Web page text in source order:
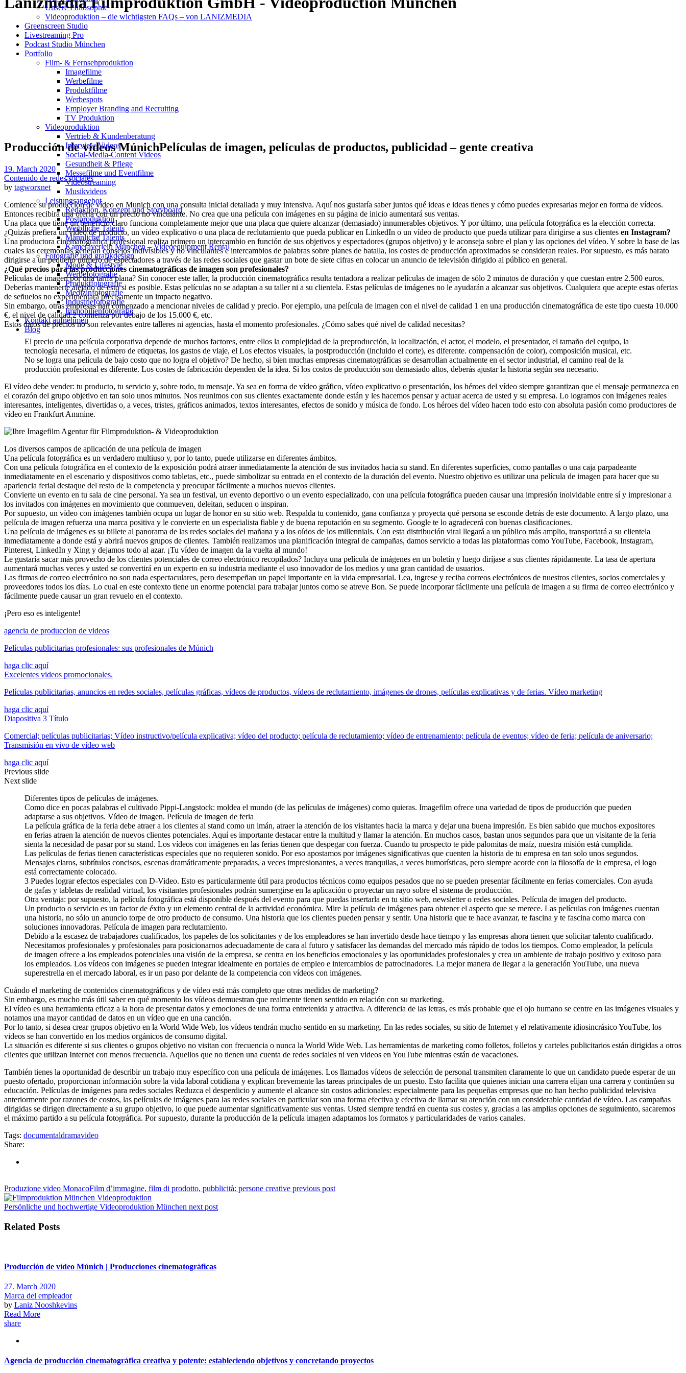
Unsere Philosophie
Videoproduktion – die wichtigsten FAQs – von LANIZMEDIA
Greenscreen Studio
Livestreaming Pro
Podcast Studio München
Portfolio
Film- & Fernsehproduktion
Imagefilme
Werbefilme
Produktfilme
Werbespots
Employer Branding and Recruiting
TV Produktion
Videoproduktion
Vertrieb & Kundenberatung
Interview Videos
Social-Media-Content Videos
Gesundheit & Pflege
Mes­se­filme und Eventfilme
Video­strea­ming
Musikvideos
Leis­tungs­an­ge­bot
Redak­ti­on, Kon­zept und Storyboard
Post­pro­duk­ti­on
Weiblliche Talents
Männliche Talents
Kameraverleih München – Videoequipment Rental
Fotografie und grafikdesign
Mode & Lifestyle
Werbefotografie
Produktfotografie
Medizinfotografie
Industriefotografie
Immobilienfotografie
Kontakt aufnehmen
Blog
Producción de vídeos MúnichPelículas de imagen, películas de productos, publicidad – gente creativa
19. March 2020
Contenido de redes sociales
by tagworxnet
Comience su producción de vídeo en Munich con una consulta inicial detallada y muy intensiva. Aquí nos gustaría saber juntos qué ideas e ideas tienes y cómo puedes expresarlas mejor en forma de vídeos.
Entonces recibirá una oferta con un precio no vinculante. No crea que una película con imágenes en su página de inicio aumentará sus ventas.
Una placa que tiene un beneficio claro funciona completamente mejor que una placa que quiere alcanzar (demasiado) innumerables objetivos. Y por último, una película fotográfica es la elección correcta.
¿Quizás prefiera un vídeo de producto, un vídeo explicativo o una placa de reclutamiento que pueda publicar en LinkedIn o un vídeo de producto que pueda utilizar para dirigirse a sus clientes en Instagram?
Una productora cinematográfica profesional realiza primero un intercambio en función de sus objetivos y espectadores (grupos objetivo) y le aconseja sobre el plan y las opciones del vídeo. Y sobre la base de las
cuales las ceremonias generan consejos indivisibles y no vinculantes e intercambios de palabras sobre planes de batalla, los costes de producción aproximados se consideran reales. Por supuesto, es más barato
dirigirse a un pequeño número de espectadores a través de las redes sociales que gastar un bote de siete cifras en colocar un anuncio de televisión dirigido al público en general.
¿Qué precios para las producciones cinematográficas de imagen son profesionales?
Películas de imagen por una tarifa plana? Sin conocer este taller, la producción cinematográfica resulta tentadora a realizar películas de imagen de sólo 2 minutos de duración y que cuestan entre 2.500 euros.
Deberías mantenerte alejado de esto si es posible. Estas películas no se adaptan a su taller ni a su clientela. Estas películas de imágenes no le ayudarán a alcanzar sus objetivos. Cualquiera que acepte estas ofertas
de señuelos no experimentará precisamente un impacto negativo.
Sin embargo, otras empresas han comenzado a mencionar niveles de calidad y precio. Por ejemplo, una película de imagen con el nivel de calidad 1 en una producción cinematográfica de este tipo cuesta 10.000
€, el nivel de calidad 2 comienza por debajo de los 15.000 €, etc.
Estos datos de precios no son relevantes entre talleres ni agencias, hasta el momento profesionales. ¿Cómo sabes qué nivel de calidad necesitas?
El precio de una película corporativa depende de muchos factores, entre ellos la complejidad de la preproducción, la localización, el actor, el modelo, el presentador, el tamaño del equipo, la
tecnología necesaria, el número de etiquetas, los gastos de viaje, el Los efectos visuales, la postproducción (incluido el corte), es diferente. compensación de color), composición musical, etc.
No se logra una película de bajo costo que no logra el objetivo? De hecho, si bien muchas empresas cinematográficas se desarrollan actualmente en el sector industrial, el camino real de la
producción profesional es diferente. Los costes de fabricación dependen de la idea. Si los costos de producción son demasiado altos, deberás ajustar la historia según sea necesario.
El vídeo debe vender: tu producto, tu servicio y, sobre todo, tu mensaje. Ya sea en forma de vídeo gráfico, vídeo explicativo o presentación, los héroes del vídeo siempre garantizan que el mensaje permanezca en
el corazón del grupo objetivo en tan solo unos minutos. Nos reunimos con sus clientes exactamente donde están y les hacemos pensar y actuar acerca de usted y su empresa. Lo logramos con imágenes reales
interesantes, inteligentes, divertidas o, a veces, tristes, gráficos animados, textos interesantes, efectos de sonido y música de fondo. Los héroes del vídeo hacen todo esto con absoluta pasión como productores de
vídeo en Frankfurt Ammine.
Los diversos campos de aplicación de una película de imagen
Una película fotográfica es un verdadero multiuso y, por lo tanto, puede utilizarse en diferentes ámbitos.
Con una película fotográfica en el contexto de la exposición podrá atraer inmediatamente la atención de sus invitados hacia su stand. En diferentes superficies, como pantallas o una caja parpadeante
inmediatamente en el escenario y dispositivos como tabletas, etc., puede simbolizar su entrada en el contexto de la duración del evento. Nuestro objetivo es utilizar una película de imagen para hacer que su
apariencia ferial destaque del resto de la competencia y preocupar fácilmente a muchos nuevos clientes.
Convierte un evento en tu sala de cine personal. Ya sea un festival, un evento deportivo o un evento especializado, con una película fotográfica pueden causar una impresión inolvidable entre sí y impresionar a
los invitados con imágenes en movimiento que conmueven, deleitan, seducen o inspiran.
Por supuesto, un vídeo con imágenes también ocupa un lugar de honor en su sitio web. Respalda tu contenido, gana confianza y proyecta qué persona se esconde detrás de este documento. A largo plazo, una
película de imagen refuerza una marca positiva y le convierte en un especialista fiable y de buena reputación en su segmento. Google te lo agradecerá con buenas clasificaciones.
Una película de imágenes es su billete al panorama de las redes sociales del mañana y a los oídos de los millennials. Con esta distribución viral llegará a un público más amplio, transportará a su clientela
inmediatamente a donde está y abrirá nuevos grupos de clientes. También realizamos una planificación integral de campañas, damos servicio a todas las plataformas como YouTube, Facebook, Instagram,
Pinterest, LinkedIn y Xing y dejamos todo al azar. ¡Tu vídeo de imagen da la vuelta al mundo!
Le gustaría sacar más provecho de los clientes potenciales de correo electrónico recopilados? Incluya una película de imágenes en un boletín y luego diríjase a sus clientes rápidamente. La tasa de apertura
aumentará muchas veces y usted se convertirá en un experto en su industria mediante el uso innovador de los medios y una gran cantidad de usuarios.
Las firmas de correo electrónico no son nada espectaculares, pero desempeñan un papel importante en la vida empresarial. Lea, ingrese y reciba correos electrónicos de nuestros clientes, socios comerciales y
proveedores todos los días. Lo cual en este contexto tiene un enorme potencial para trabajar juntos como se atreve Bon. Se puede incorporar fácilmente una película de imagen a su firma de correo electrónico y
fácilmente puede causar un gran revuelo en el contexto.
¡Pero eso es inteligente!
agencia de produccion de videos
Películas publicitarias profesionales: sus profesionales de Múnich
haga clic aquí
Excelentes videos promocionales.
Películas publicitarias, anuncios en redes sociales, películas gráficas, vídeos de productos, vídeos de reclutamiento, imágenes de drones, películas explicativas y de ferias. Vídeo marketing
haga clic aquí
Diapositiva 3 Título
Comercial; películas publicitarias; Vídeo instructivo/película explicativa; vídeo del producto; película de reclutamiento; vídeo de entrenamiento; película de eventos; vídeo de feria; película de aniversario;
Transmisión en vivo de vídeo web
haga clic aquí
Previous slide
Next slide
Diferentes tipos de películas de imágenes.
Como dice en pocas palabras el cultivado Pippi-Langstock: moldea el mundo (de las películas de imágenes) como quieras. Imagefilm ofrece una variedad de tipos de producción que pueden
adaptarse a sus objetivos. Vídeo de imagen. Película de imagen de feria
La película gráfica de la feria debe atraer a los clientes al stand como un imán, atraer la atención de los visitantes hacia la marca y dejar una buena impresión. Es bien sabido que muchos expositores
en ferias atraen la atención de nuevos clientes potenciales. Aquí es importante destacar entre la multitud y llamar la atención. En muchos casos, bastan unos segundos para que un visitante de la feria
sienta la necesidad de pasar por su stand. Los vídeos con imágenes en las ferias tienen que despegar con fuerza. Cuando tu prospecto te pide palomitas de maíz, nuestra misión está cumplida.
Las películas de ferias tienen características especiales que no requieren sonido. Por eso apostamos por imágenes significativas que cuenten la historia de tu empresa en tan solo unos segundos.
Mensajes claros, subtítulos concisos, escenas dramáticamente preparadas, a veces impresionantes, a veces tranquilas, a veces humorísticas, pero siempre acorde con la filosofía de la empresa, el logo
está correctamente colocado.
3 Puedes lograr efectos especiales con D-Video. Esto es particularmente útil para productos técnicos como equipos pesados que no se pueden presentar fácilmente en ferias comerciales. Con ayuda
de gafas y tabletas de realidad virtual, los visitantes profesionales podrán sumergirse en la aplicación o proyectar un rayo sobre el sistema de producción.
Otra ventaja: por supuesto, la película fotográfica está disponible después del evento para que puedas insertarla en tu sitio web, newsletter o redes sociales. Película de imagen del producto.
Un producto o servicio es un factor de éxito y un elemento central de la actividad económica. Mire la película de imágenes para obtener el aspecto que se merece. Las películas con imágenes cuentan
una historia, no sólo un anuncio torpe de otro producto de consumo. Una historia que los clientes pueden pensar y sentir. Una historia que te hace avanzar, te fascina y te fascina como marca con
soluciones innovadoras. Película de imagen para reclutamiento.
Debido a la escasez de trabajadores cualificados, los papeles de los solicitantes y de los empleadores se han invertido desde hace tiempo y las empresas ahora tienen que solicitar talento cualificado.
Necesitamos profesionales y profesionales para posicionarnos adecuadamente de cara al futuro y satisfacer las demandas del mercado más rápido de todos los tiempos. Como empleador, la película
de imagen ofrece a los empleados potenciales una visión de la empresa, se centra en los beneficios emocionales y las oportunidades profesionales y crea un ambiente de trabajo positivo y exitoso para
los empleados. Los vídeos con imágenes se pueden integrar idealmente en portales de empleo e intercambios de patrocinadores. La mejor manera de llegar a la generación YouTube, una nueva
superestrella en el mercado laboral, es ir un paso por delante de la competencia con vídeos con imágenes.
Cuándo el marketing de contenidos cinematográficos y de vídeo está más completo que otras medidas de marketing?
Sin embargo, es mucho más útil saber en qué momento los vídeos demuestran que realmente tienen sentido en relación con su marketing.
El vídeo es una herramienta eficaz a la hora de presentar datos y emociones de una forma entretenida y atractiva. A diferencia de las letras, es más probable que el ojo humano se centre en las imágenes visuales y
notamos una mayor cantidad de datos en un vídeo que en una canción.
Por lo tanto, si desea crear grupos objetivo en la World Wide Web, los vídeos tendrán mucho sentido en su marketing. En las redes sociales, su sitio de Internet y el relativamente idiosincrásico YouTube, los
videos se han convertido en los medios orgánicos de consumo digital.
La situación es diferente si sus clientes o grupos objetivo no visitan con frecuencia o nunca la World Wide Web. Las herramientas de marketing como folletos, folletos y carteles publicitarios están dirigidas a otros
clientes que utilizan Internet con menos frecuencia. Aquellos que no tienen una cuenta de redes sociales ni ven videos en YouTube mientras están de vacaciones.
También tienes la oportunidad de describir un trabajo muy específico con una película de imágenes. Los llamados vídeos de selección de personal transmiten claramente lo que un candidato puede esperar de un
puesto ofertado, proporcionan información sobre la vida laboral cotidiana y explican brevemente las tareas principales de un puesto. Esto facilita que quienes inician una carrera elijan una carrera y continúen su
educación. Películas de imágenes para redes sociales Reduzca el desperdicio y aumente el alcance sin costos adicionales: especialmente para las pequeñas empresas que no han hecho publicidad televisiva
anteriormente por razones de costos, las películas de imágenes para las redes sociales en particular son una forma efectiva y efectiva de llamar su atención con un considerable cantidad de vídeo. Las campañas
dirigidas se dirigen directamente a su grupo objetivo, lo que puede aumentar significativamente sus ventas. Usted siempre tendrá en cuenta sus costes y, gracias a las amplias opciones de seguimiento, sacaremos
el máximo partido a su película fotográfica. Por supuesto, durante la producción de la película imagen adaptamos los formatos y particularidades de varios canales.
Tags: documentaldramavideo
Share:
Produzione video MonacoFilm d’immagine, film di prodotto, pubblicità: persone creative previous post
Persönliche und hochwertige Videoproduktion München next post
Related Posts
Producción de vídeo Múnich | Producciones cinematográficas
27. March 2020
Marca del empleador
by Laniz Nooshkevins
Read More
share
Agencia de producción cinematográfica creativa y potente: estableciendo objetivos y concretando proyectos